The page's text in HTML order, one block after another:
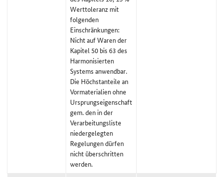
Werttoleranz mit
folgenden
Einschränkungen:
Nicht auf Waren der
Kapitel 50 bis 63 des
Harmonisierten
Systems anwendbar.
Die Höchstanteile an
Vormaterialien ohne
Ursprungseigenschaft
gem. den in der
Verarbeitungsliste
niedergelegten
Regelungen dürfen
nicht überschritten
werden.